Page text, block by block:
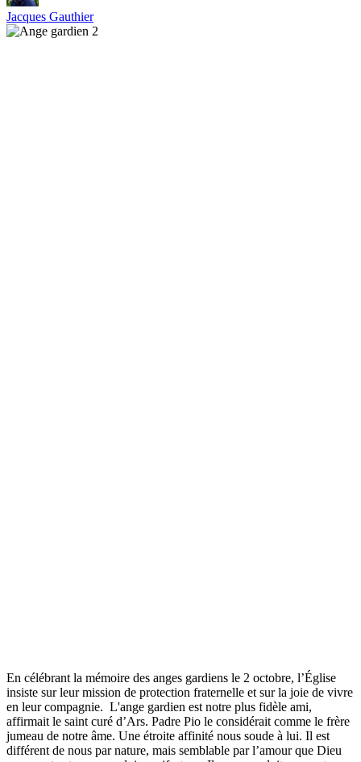
Jacques Gauthier
En célébrant la mémoire des anges gardiens le 2 octobre, l’Église
insiste sur leur mission de protection fraternelle et sur la joie de vivre
en leur compagnie. L'ange gardien est notre plus fidèle ami,
affirmait le saint curé d’Ars. Padre Pio le considérait comme le frère
jumeau de notre âme. Une étroite affinité nous soude à lui. Il est
différent de nous par nature, mais semblable par l’amour que Dieu